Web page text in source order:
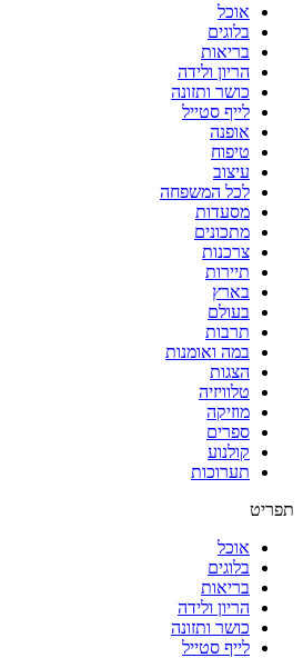
אוכל
בלוגים
בריאות
הריון ולידה
כושר ותזונה
לייף סטייל
אופנה
טיפוח
עיצוב
לכל המשפחה
מסעדות
מתכונים
צרכנות
תיירות
בארץ
בעולם
תרבות
במה ואומנות
הצגות
טלוויזיה
מוזיקה
ספרים
קולנוע
תערוכות
תפריט
אוכל
בלוגים
בריאות
הריון ולידה
כושר ותזונה
לייף סטייל